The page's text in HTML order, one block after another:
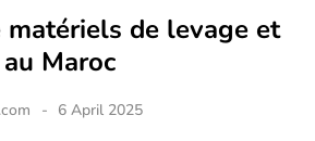
matériels de levage et
Maroc
6 April 2025